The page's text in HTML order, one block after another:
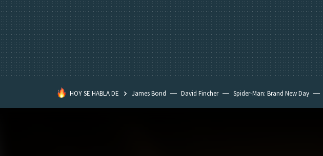
HOY SE HABLA DE James Bond David Fincher Spider-Man: Brand New Day